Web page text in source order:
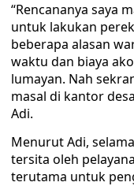
“Rencananya saya
untuk lakukan
beberapa alasan
waktu dan biaya
lumayan. Nah
masal di kantor
Adi.
Menurut Adi,
tersita oleh
terutama untuk